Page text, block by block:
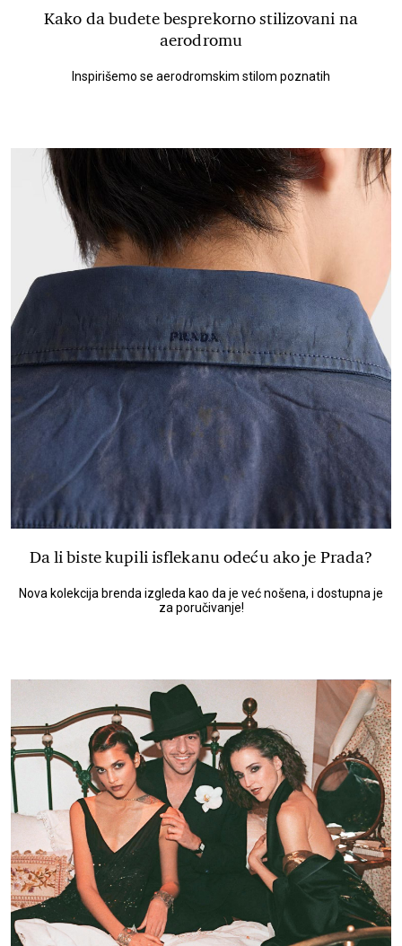
Kako da budete besprekorno stilizovani na
aerodromu
Inspirišemo se aerodromskim stilom poznatih
Da li biste kupili isflekanu odeću ako je Prada?
Nova kolekcija brenda izgleda kao da je već nošena, i dostupna je
za poručivanje!